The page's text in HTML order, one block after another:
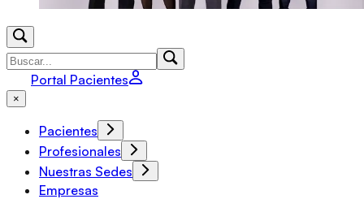
Portal Pacientes
×
Pacientes
Profesionales
Nuestras Sedes
Empresas